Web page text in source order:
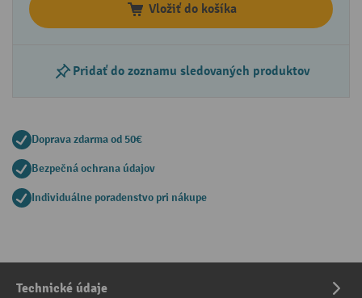
Vložiť do košíka
Pridať do zoznamu sledovaných produktov
Doprava zdarma od 50€
Bezpečná ochrana údajov
Individuálne poradenstvo pri nákupe
Technické údaje